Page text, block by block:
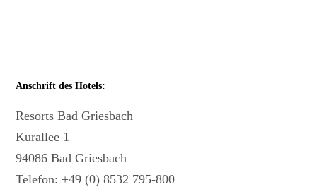
Anschrift des Hotels:
Resorts Bad Griesbach
Kurallee 1
94086 Bad Griesbach
Telefon: +49 (0) 8532 795-800